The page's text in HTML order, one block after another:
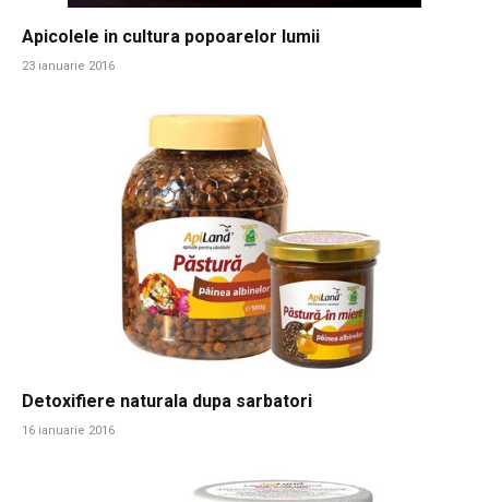
Apicolele in cultura popoarelor lumii
23 ianuarie 2016
Detoxifiere naturala dupa sarbatori
16 ianuarie 2016